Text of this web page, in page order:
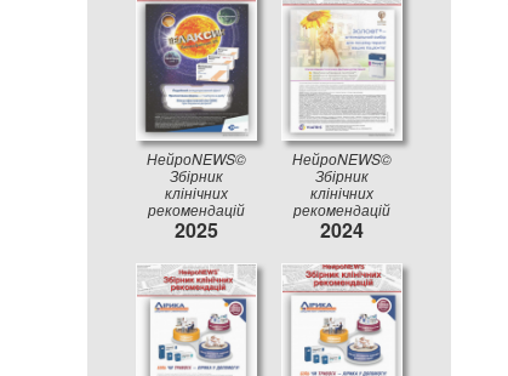
НейроNEWS©
Збірник
клінічних
рекомендацій
2025
НейроNEWS©
Збірник
клінічних
рекомендацій
2024